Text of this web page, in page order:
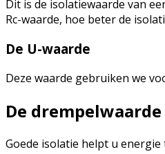
Dit is de isolatiewaarde van
Rc-waarde, hoe beter de
De U-waarde
Deze waarde gebruiken we
De drempelwaarde
Goede isolatie helpt u